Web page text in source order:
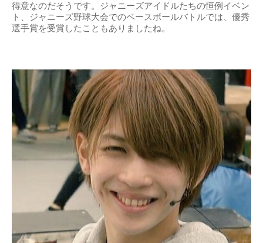
得意なのだそうです。ジャニーズアイドルたちの恒例イベン
ト、ジャニーズ野球大会でのベースボールバトルでは、優秀
選手賞を受賞したこともありましたね。